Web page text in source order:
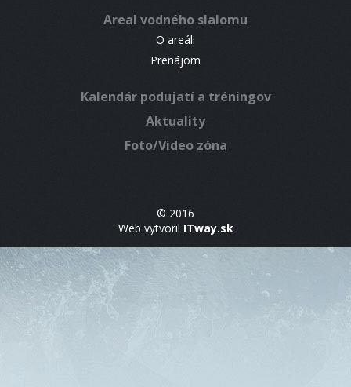
Areal vodného slalomu
O areáli
Prenájom
Kalendár podujatí a tréningov
Aktuality
Foto/Video zóna
© 2016
Web vytvoril ITway.sk